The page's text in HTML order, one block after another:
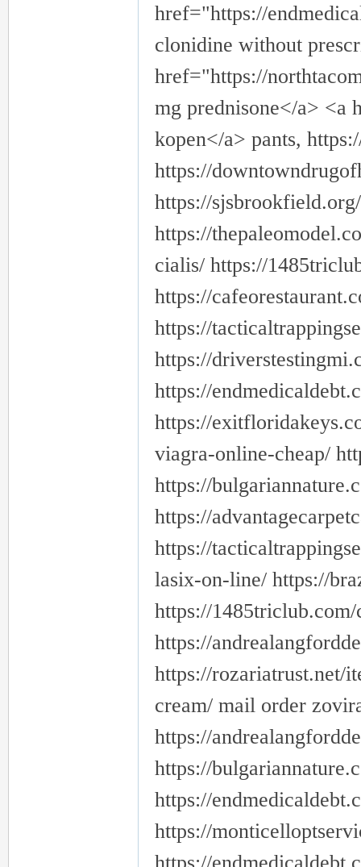
href="https://
clonidine without
href="https://
mg prednisone</a> <a
kopen</a> pants,
https://
https://
https://
cialis/ https://
https://
https://
https://
https://
https://
viagra-online-cheap/
https://
https://
https://
lasix-on-line/ https://
https://
https://
https://rozariatrust.net/
cream/ mail order
https://
https://
https://
https://
https://